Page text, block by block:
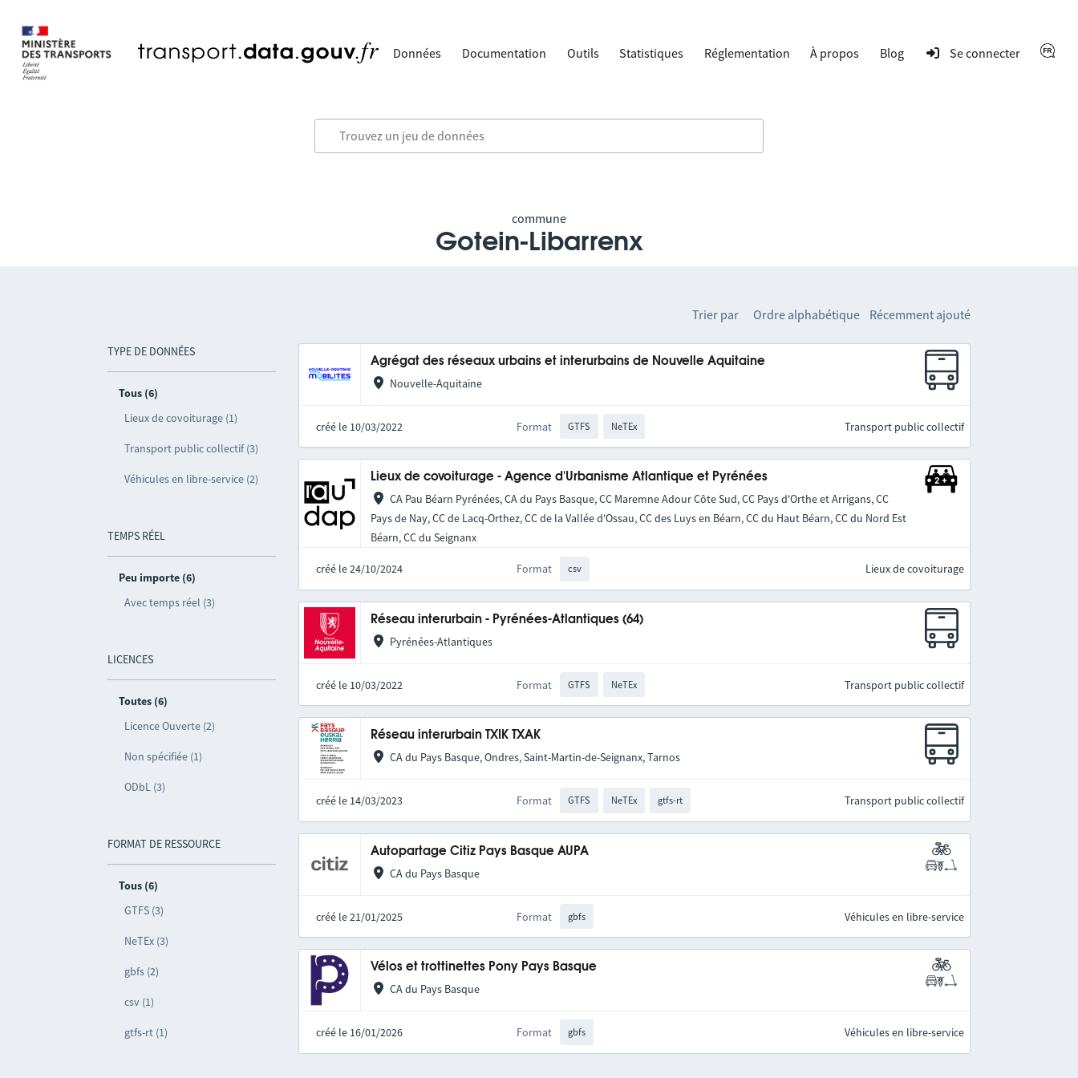
Données Documentation Outils Statistiques Réglementation À propos Blog Se connecter
commune
Gotein-Libarrenx
TYPE DE DONNÉES
Tous (6)
Lieux de covoiturage (1)
Transport public collectif (3)
Véhicules en libre-service (2)
TEMPS RÉEL
Peu importe (6)
Avec temps réel (3)
LICENCES
Toutes (6)
Licence Ouverte (2)
Non spécifiée (1)
ODbL (3)
FORMAT DE RESSOURCE
Tous (6)
GTFS (3)
NeTEx (3)
gbfs (2)
csv (1)
gtfs-rt (1)
Trier par Ordre alphabétique Récemment ajouté
Agrégat des réseaux urbains et interurbains de Nouvelle Aquitaine
Nouvelle-Aquitaine
créé le 10/03/2022 Format GTFS NeTEx Transport public collectif
Lieux de covoiturage - Agence d'Urbanisme Atlantique et Pyrénées
CA Pau Béarn Pyrénées, CA du Pays Basque, CC Maremne Adour Côte Sud, CC Pays d'Orthe et Arrigans, CC
Pays de Nay, CC de Lacq-Orthez, CC de la Vallée d'Ossau, CC des Luys en Béarn, CC du Haut Béarn, CC du Nord Est
Béarn, CC du Seignanx
créé le 24/10/2024 Format csv Lieux de covoiturage
Réseau interurbain - Pyrénées-Atlantiques (64)
Pyrénées-Atlantiques
créé le 10/03/2022 Format GTFS NeTEx Transport public collectif
Réseau interurbain TXIK TXAK
CA du Pays Basque, Ondres, Saint-Martin-de-Seignanx, Tarnos
créé le 14/03/2023 Format GTFS NeTEx gtfs-rt Transport public collectif
Autopartage Citiz Pays Basque AUPA
CA du Pays Basque
créé le 21/01/2025 Format gbfs Véhicules en libre-service
Vélos et trottinettes Pony Pays Basque
CA du Pays Basque
créé le 16/01/2026 Format gbfs Véhicules en libre-service